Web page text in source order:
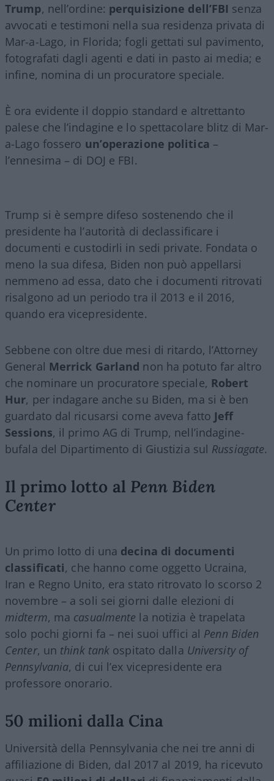
Trump, nell’ordine: perquisizione dell’FBI senza
avvocati e testimoni nella sua residenza privata di
Mar-a-Lago, in Florida; fogli gettati sul pavimento,
fotografati dagli agenti e dati in pasto ai media; e
infine, nomina di un procuratore speciale.
È ora evidente il doppio standard e altrettanto
palese che l’indagine e lo spettacolare blitz di Mar-
a-Lago fossero un’operazione politica –
l’ennesima – di DOJ e FBI.
Trump si è sempre difeso sostenendo che il
presidente ha l’autorità di declassificare i
documenti e custodirli in sedi private. Fondata o
meno la sua difesa, Biden non può appellarsi
nemmeno ad essa, dato che i documenti ritrovati
risalgono ad un periodo tra il 2013 e il 2016,
quando era vicepresidente.
Sebbene con oltre due mesi di ritardo, l’Attorney
General Merrick Garland non ha potuto far altro
che nominare un procuratore speciale, Robert
Hur, per indagare anche su Biden, ma si è ben
guardato dal ricusarsi come aveva fatto Jeff
Sessions, il primo AG di Trump, nell’indagine-
bufala del Dipartimento di Giustizia sul Russiagate.
Il primo lotto al Penn Biden
Center
Un primo lotto di una decina di documenti
classificati, che hanno come oggetto Ucraina,
Iran e Regno Unito, era stato ritrovato lo scorso 2
novembre – a soli sei giorni dalle elezioni di
midterm, ma casualmente la notizia è trapelata
solo pochi giorni fa – nei suoi uffici al Penn Biden
Center, un think tank ospitato dalla University of
Pennsylvania, di cui l’ex vicepresidente era
professore onorario.
50 milioni dalla Cina
Università della Pennsylvania che nei tre anni di
affiliazione di Biden, dal 2017 al 2019, ha ricevuto